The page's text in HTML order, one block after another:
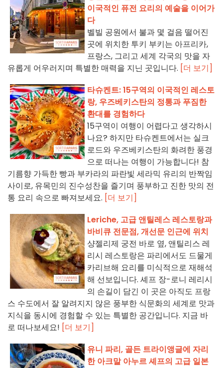
이국적인 퓨전 요리의 예술을 이어가
다
벨빌 공원에서 불과 몇 걸음 떨어진
곳에 위치한 투키 부키는 아프리카,
프랑스, 그리고 세계 각국의 맛을 자
유롭게 어우러지며 특별한 매력을 지닌 곳입니다. [더 보기]
타슈켄트: 15구역의 이국적인 레스토
랑, 우즈베키스탄의 정통과 푸짐한
환대를 경험하다
15구역이 여행이 어렵다고 생각하시
나요? 하지만 타슈켄트에서는 실크
로드와 우즈베키스탄의 화려한 풍경
으로 떠나는 여행이 가능합니다! 참
기름향 가득한 빵과 부카라의 파란빛 세라믹 유리의 반짝임
사이로, 유목민의 진수성찬을 즐기며 풍부하고 진한 맛의 전
통 요리 속으로 빠져보세요. [더 보기]
Leriche, 고급 앤틸레스 레스토랑과
바비큐 전문점, 개선문 인근에 위치
샹젤리제 궁전 바로 옆, 앤틸리스 레
리시 레스토랑은 파리에서도 드물게
카리브해 요리를 미식적으로 재해석
해 선보입니다. 셰프 장-로니 레리시
의 손길이 담긴 이 곳은 아직도 프랑
스 수도에서 잘 알려지지 않은 풍부한 식문화의 세계로 맛과
지식을 동시에 경험할 수 있는 특별한 공간입니다. 지금 바
로 떠나보세요! [더 보기]
유니 파리, 골든 트라이앵글에 자리
한 아크말 아누르 셰프의 고급 일본